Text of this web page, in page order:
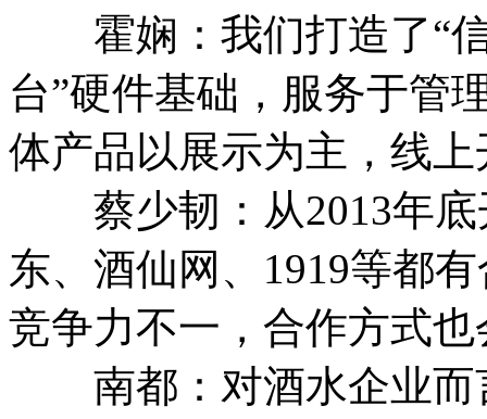
霍娴：我们打造了“信
台”硬件基础，服务于管
体产品以展示为主，线
蔡少韧：从2013年底
东、酒仙网、1919等都
竞争力不一，合作方式
南都：对酒水企业而